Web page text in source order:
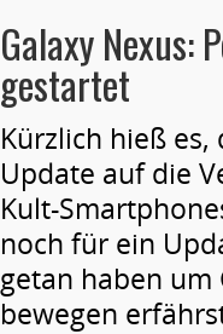
Galaxy Nexus:
gestartet
Kürzlich hieß
Update auf die
Kult-
noch für ein
getan haben um
bewegen